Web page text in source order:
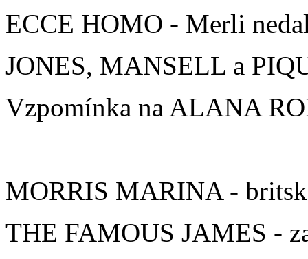
ECCE HOMO - Merli
JONES, MANSELL a
Vzpomínka na ALANA
MORRIS MARINA -
THE FAMOUS JAMES -